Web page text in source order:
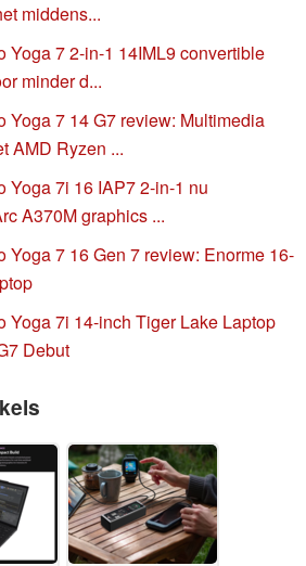
middens...
Yoga 7 2-in-1 14IML9 convertible
minder d...
Yoga 7 14 G7 review: Multimedia
AMD Ryzen ...
Yoga 7i 16 IAP7 2-in-1 nu
A370M graphics ...
Yoga 7 16 Gen 7 review: Enorme 16-
Yoga 7i 14-inch Tiger Lake Laptop
Debut